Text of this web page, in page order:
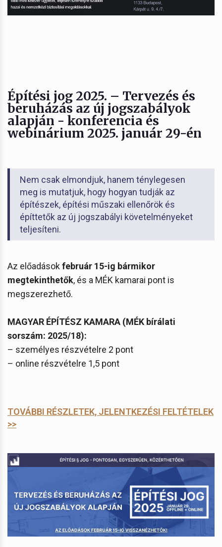
Építési jog 2025. – Tervezés és
beruházás az új jogszabályok
alapján - konferencia és
webinárium 2025. január 29-én
Nem csak elmondjuk, hanem ténylegesen
meg is mutatjuk, hogy hogyan tudják az
építészek, építési műszaki ellenőrök és
építtetők az új jogszabályi követelményeket
teljesíteni.
Az előadásokfebruár 15-ig bármikor
megtekinthetők, és a MÉK kamarai pont is
megszerezhető.
MAGYAR ÉPÍTÉSZ KAMARA (MÉK bírálati
sorszám: 2025/18):
– személyes részvételre 2 pont
– online részvételre 1,5 pont
TOVÁBBI RÉSZLETEK, JELENTKEZÉSI FELTÉTELEK
>>